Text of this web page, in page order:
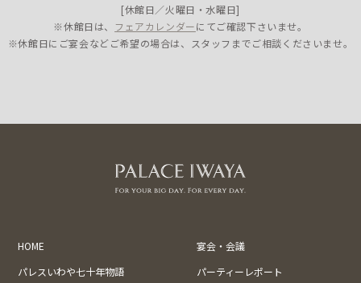
[休館日／火曜日・水曜日]
※休館日は、 フェアカレンダーにてご確認下さいませ。
※休館日にご宴会などご希望の場合は、スタッフまでご相談くださいませ。
HOME
宴会・会議
パレスいわや七十年物語
パーティーレポート